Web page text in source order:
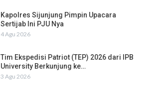
Kapolres Sijunjung Pimpin Upacara
Sertijab Ini PJU Nya
4 Agu 2026
Tim Ekspedisi Patriot (TEP) 2026 dari IPB
University Berkunjung ke…
3 Agu 2026